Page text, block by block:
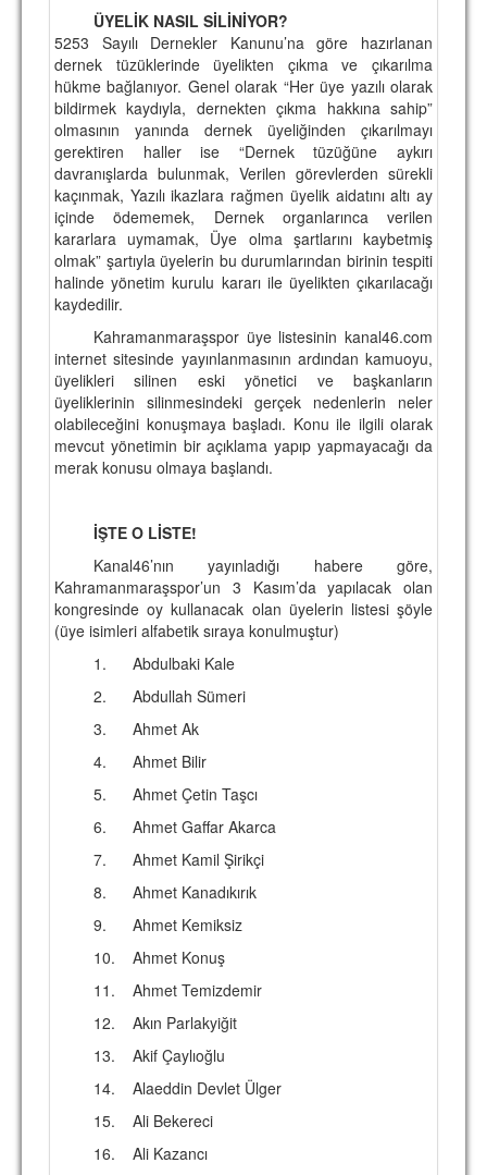
ÜYELİK NASIL SİLİNİYOR?
5253 Sayılı Dernekler Kanunu’na göre hazırlanan
dernek tüzüklerinde üyelikten çıkma ve çıkarılma
hükme bağlanıyor. Genel olarak “Her üye yazılı olarak
bildirmek kaydıyla, dernekten çıkma hakkına sahip”
olmasının yanında dernek üyeliğinden çıkarılmayı
gerektiren haller ise “Dernek tüzüğüne aykırı
davranışlarda bulunmak, Verilen görevlerden sürekli
kaçınmak, Yazılı ikazlara rağmen üyelik aidatını altı ay
içinde ödememek, Dernek organlarınca verilen
kararlara uymamak, Üye olma şartlarını kaybetmiş
olmak” şartıyla üyelerin bu durumlarından birinin tespiti
halinde yönetim kurulu kararı ile üyelikten çıkarılacağı
kaydedilir.
Kahramanmaraşspor üye listesinin kanal46.com
internet sitesinde yayınlanmasının ardından kamuoyu,
üyelikleri silinen eski yönetici ve başkanların
üyeliklerinin silinmesindeki gerçek nedenlerin neler
olabileceğini konuşmaya başladı. Konu ile ilgili olarak
mevcut yönetimin bir açıklama yapıp yapmayacağı da
merak konusu olmaya başlandı.
İŞTE O LİSTE!
Kanal46’nın yayınladığı habere göre,
Kahramanmaraşspor’un 3 Kasım’da yapılacak olan
kongresinde oy kullanacak olan üyelerin listesi şöyle
(üye isimleri alfabetik sıraya konulmuştur)
1.
Abdulbaki Kale
2.
Abdullah Sümeri
3.
Ahmet Ak
4.
Ahmet Bilir
5.
Ahmet Çetin Taşcı
6.
Ahmet Gaffar Akarca
7.
Ahmet Kamil Şirikçi
8.
Ahmet Kanadıkırık
9.
Ahmet Kemiksiz
10.
Ahmet Konuş
11.
Ahmet Temizdemir
12.
Akın Parlakyiğit
13.
Akif Çaylıoğlu
14.
Alaeddin Devlet Ülger
15.
Ali Bekereci
16.
Ali Kazancı